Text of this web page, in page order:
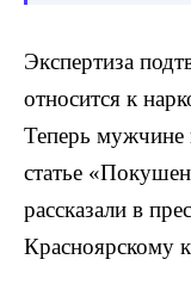
Экспертиза
относится к
Теперь мужчине
статье
рассказали в
Красноярскому